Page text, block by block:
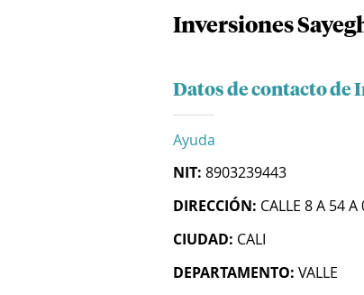
Inversiones
Datos de contacto de
Ayuda
NIT: 8903239443
DIRECCIÓN: CALLE 8 A 54 A
CIUDAD: CALI
DEPARTAMENTO: VALLE